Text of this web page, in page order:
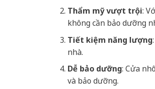
Thẩm mỹ vượt trội:
không cần bảo dưỡng
Tiết kiệm năng lượng
nhà.
Dễ bảo dưỡng: Cửa
và bảo dưỡng.